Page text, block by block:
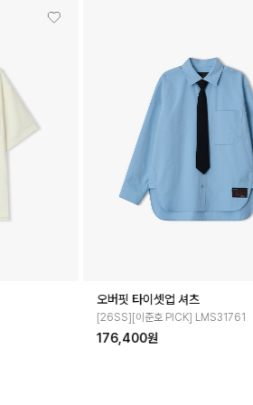
멀티 스트라이프 하프 칼라 티셔츠
[26SS] LMM41734
117,600원